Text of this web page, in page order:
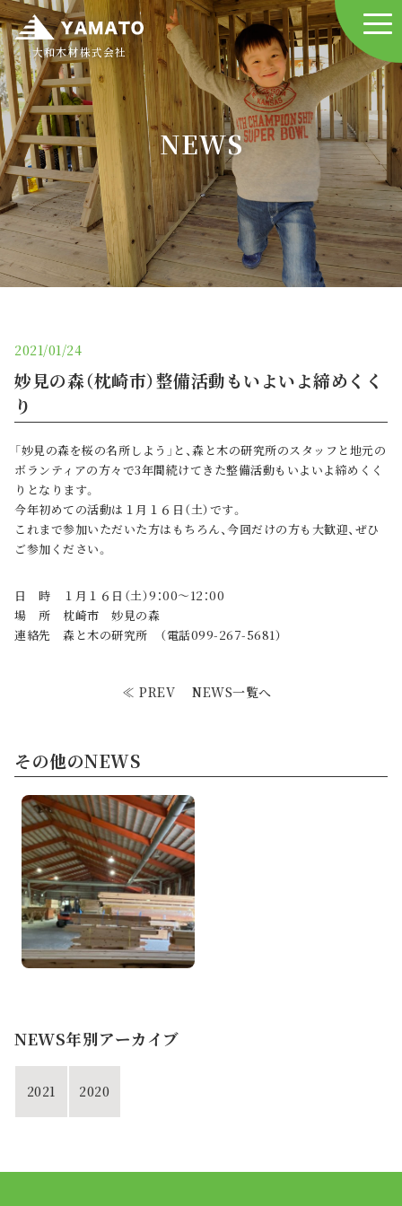
大和木材株式会社
NEWS
2021/01/24
妙見の森（枕崎市）整備活動もいよいよ締めくく
り
「妙見の森を桜の名所しよう」と、森と木の研究所のスタッフと地元の
ボランティアの方々で3年間続けてきた整備活動もいよいよ締めくく
りとなります。
今年初めての活動は１月１６日（土）です。
これまで参加いただいた方はもちろん、今回だけの方も大歓迎、ぜひ
ご参加ください。
日 時 １月１６日（土）9：00～12：00
場 所 枕崎市 妙見の森
連絡先 森と木の研究所 （電話099-267-5681）
≪ PREV NEWS一覧へ
その他のNEWS
NEWS年別アーカイブ
2021 2020